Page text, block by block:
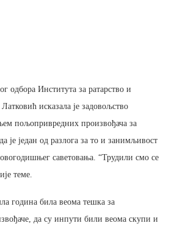
одбора Института за ратарство и
исказала је задовољство
пољопривредних произвођача за
је један од разлога за то и занимљивост
саветовања. “Трудили смо се
теме.
година била веома тешка за
да су инпути били веома скупи и